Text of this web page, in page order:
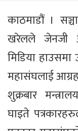
काठमाडौं ।
खरेलले जेनजी
मिडिया हाउसमा
महासंघलाई
शुक्रबार
घाइते